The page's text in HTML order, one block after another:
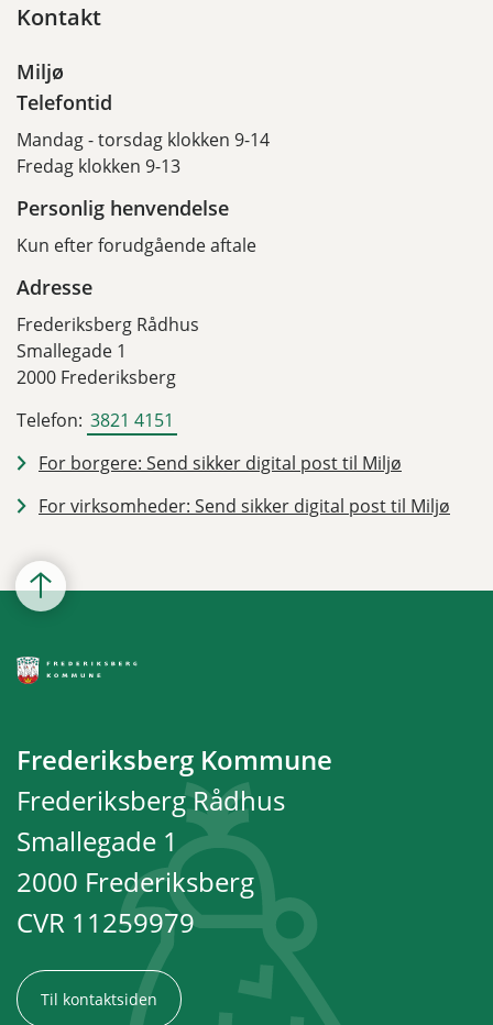
Kontakt
Miljø
Telefontid
Mandag - torsdag klokken 9-14
Fredag klokken 9-13
Personlig henvendelse
Kun efter forudgående aftale
Adresse
Frederiksberg Rådhus
Smallegade 1
2000 Frederiksberg
Telefon: 3821 4151
For borgere: Send sikker digital post til Miljø
For virksomheder: Send sikker digital post til Miljø
Frederiksberg Kommune
Frederiksberg Rådhus
Smallegade 1
2000 Frederiksberg
CVR 11259979
Til kontaktsiden